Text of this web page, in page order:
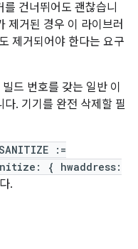
건너뛰어도 괜찮습니
제거된 경우 이 라이브러
제거되어야 한다는 요구
드 번호를 갖는 일반 이
. 기기를 완전 삭제할 필
:=
{ hwaddress:
.